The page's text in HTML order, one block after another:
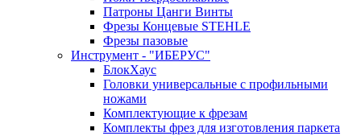
Патроны Цанги Винты
Фрезы Концевые STEHLE
Фрезы пазовые
Инструмент - "ИБЕРУС"
БлокХаус
Головки универсальные с профильными
ножами
Комплектующие к фрезам
Комплекты фрез для изготовления паркета